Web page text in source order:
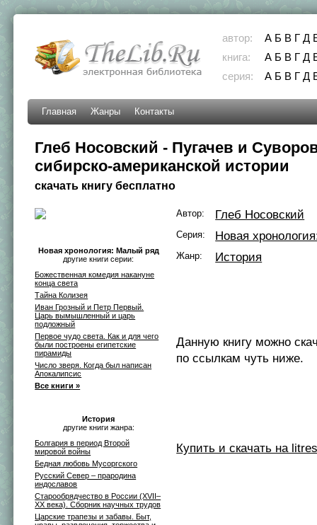
автор: А Б В Г Д
книга:
А Б В Г Д
серия:
А Б В Г Д
Главная Жанры Контакты
Глеб Носовский - Пугачев и
сибирско-американской истории
скачать книгу бесплатно
Новая хронология: Малый ряд
другие книги серии:
Божественная комедия накануне
конца света
Тайна Колизея
Иван Грозный и Петр Первый.
Царь вымышленный и царь
подложный
Первое чудо света. Как и для чего
были построены египетские
пирамиды
Число зверя. Когда был написан
Апокалипсис
Все книги »
История
другие книги жанра:
Болгария в период Второй
мировой войны
Бедная любовь Мусоргского
Русский Север – прародина
индославов
Старообрядчество в России (XVII–
XX века). Сборник научных трудов
Царские трапезы и забавы. Быт,
Автор: Глеб Носовский
Серия: Новая
Жанр: История
Данную книгу можно
по ссылкам чуть ниже.
Купить и скачать на